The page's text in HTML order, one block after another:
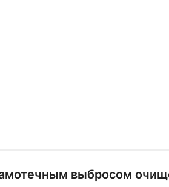
выбросом